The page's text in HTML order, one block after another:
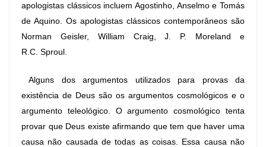
apologistas clássicos incluem Agostinho, Anselmo e Tomás
de Aquino. Os apologistas clássicos contemporâneos são
Norman Geisler, William Craig, J. P. Moreland e
R.C. Sproul.
Alguns dos argumentos utilizados para provas da
existência de Deus são os argumentos cosmológicos e o
argumento teleológico. O argumento cosmológico tenta
provar que Deus existe afirmando que tem que haver uma
causa não causada de todas as coisas. Essa causa não